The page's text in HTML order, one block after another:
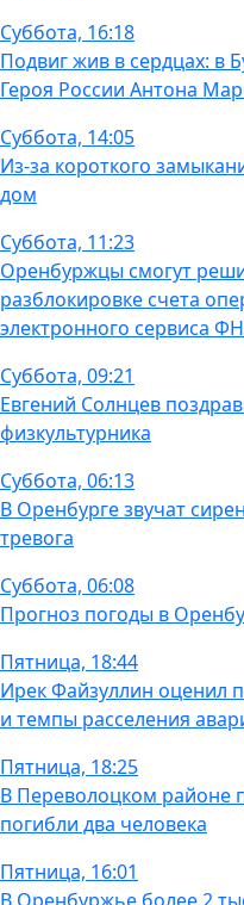
Суббота, 16:18
Подвиг жив в сердцах: в
Героя России Антона
Суббота, 14:05
Из-за короткого
дом
Суббота, 11:23
Оренбуржцы смогут
разблокировке счета
электронного сервиса
Суббота, 09:21
Евгений Солнцев
физкультурника
Суббота, 06:13
В Оренбурге звучат
тревога
Суббота, 06:08
Прогноз погоды в
Пятница, 18:44
Ирек Файзуллин оценил
и темпы расселения
Пятница, 18:25
В Переволоцком районе
погибли два человека
Пятница, 16:01